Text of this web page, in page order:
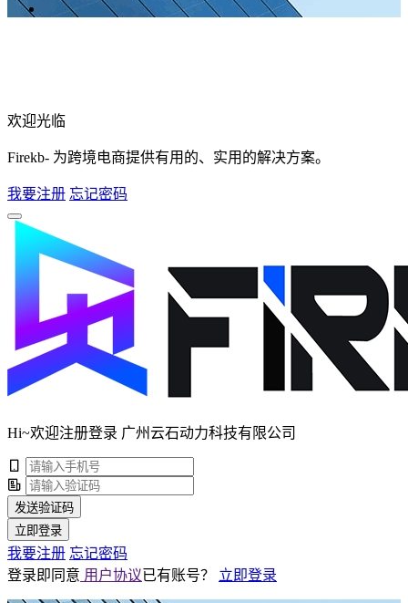
欢迎光临
Firekb- 为跨境电商提供有用的、实用的解决方案。
我要注册 忘记密码
Hi~欢迎注册登录 广州云石动力科技有限公司
发送验证码
立即登录
我要注册 忘记密码
登录即同意 用户协议已有账号？ 立即登录